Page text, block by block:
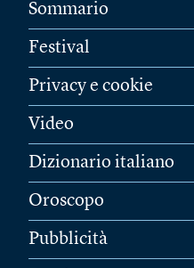
Sommario
Festival
Privacy e cookie
Video
Dizionario italiano
Oroscopo
Pubblicità